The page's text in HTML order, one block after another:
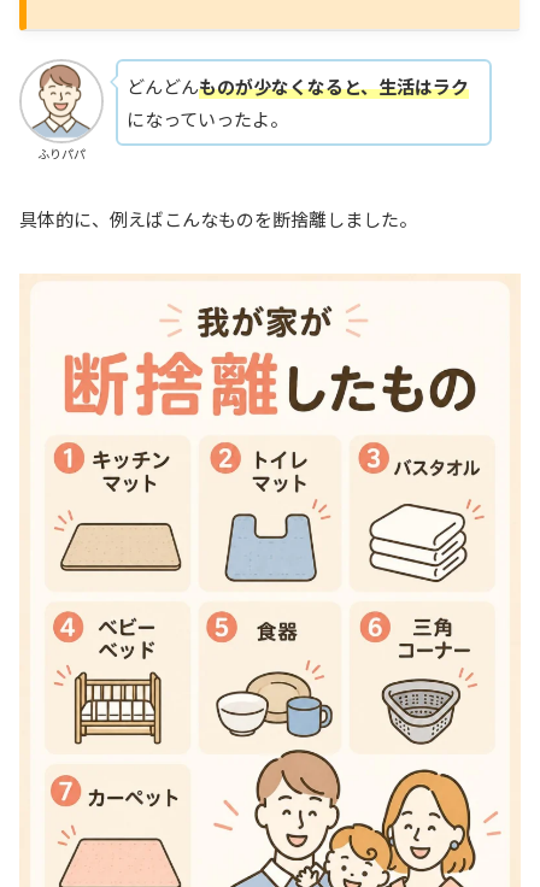
ふりパパ
どんどんものが少なくなると、生活はラク
になっていったよ。
具体的に、例えばこんなものを断捨離しました。